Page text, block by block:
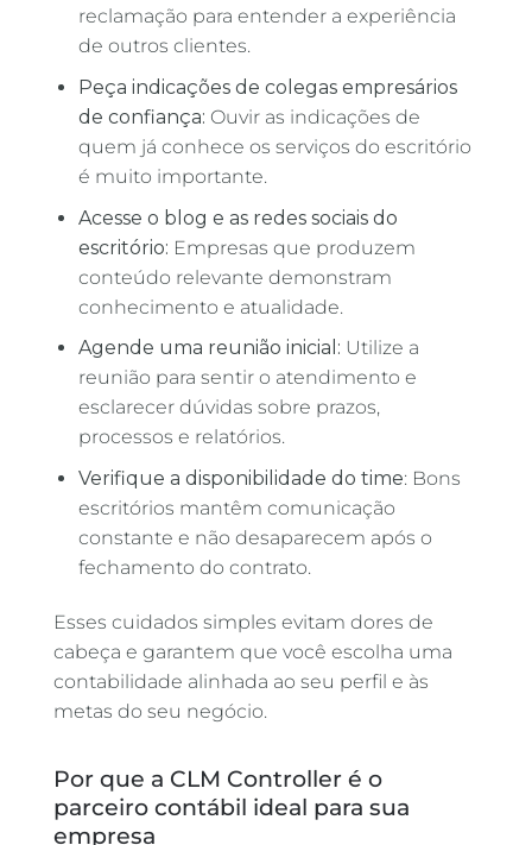
reclamação para entender a experiência
de outros clientes.
Peça indicações de colegas empresários
de confiança: Ouvir as indicações de
quem já conhece os serviços do escritório
é muito importante.
Acesse o blog e as redes sociais do
escritório: Empresas que produzem
conteúdo relevante demonstram
conhecimento e atualidade.
Agende uma reunião inicial: Utilize a
reunião para sentir o atendimento e
esclarecer dúvidas sobre prazos,
processos e relatórios.
Verifique a disponibilidade do time: Bons
escritórios mantêm comunicação
constante e não desaparecem após o
fechamento do contrato.
Esses cuidados simples evitam dores de
cabeça e garantem que você escolha uma
contabilidade alinhada ao seu perfil e às
metas do seu negócio.
Por que a CLM Controller é o
parceiro contábil ideal para sua
empresa